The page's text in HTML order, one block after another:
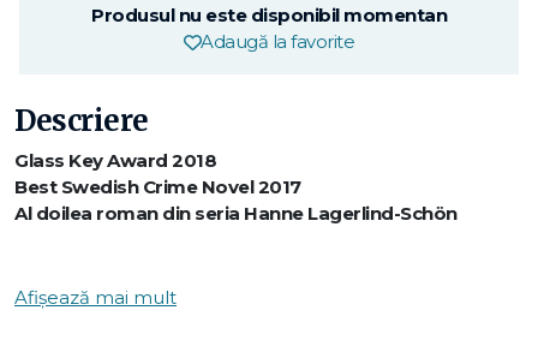
Produsul nu este disponibil momentan
Adaugă la favorite
Descriere
Glass Key Award 2018
Best Swedish Crime Novel 2017
Al doilea roman din seria Hanne Lagerlind-Schön
clătinându-se o femeie amnezică, desculță, cu braţele pline
Afișează mai mult